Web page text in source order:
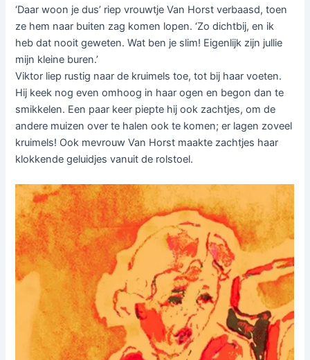
‘Daar woon je dus’ riep vrouwtje Van Horst verbaasd, toen
ze hem naar buiten zag komen lopen. ‘Zo dichtbij, en ik
heb dat nooit geweten. Wat ben je slim! Eigenlijk zijn jullie
mijn kleine buren.’
Viktor liep rustig naar de kruimels toe, tot bij haar voeten.
Hij keek nog even omhoog in haar ogen en begon dan te
smikkelen. Een paar keer piepte hij ook zachtjes, om de
andere muizen over te halen ook te komen; er lagen zoveel
kruimels! Ook mevrouw Van Horst maakte zachtjes haar
klokkende geluidjes vanuit de rolstoel.